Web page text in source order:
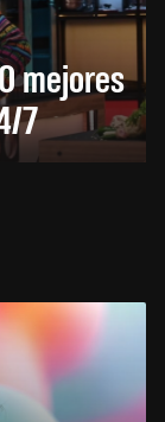
mejores
7